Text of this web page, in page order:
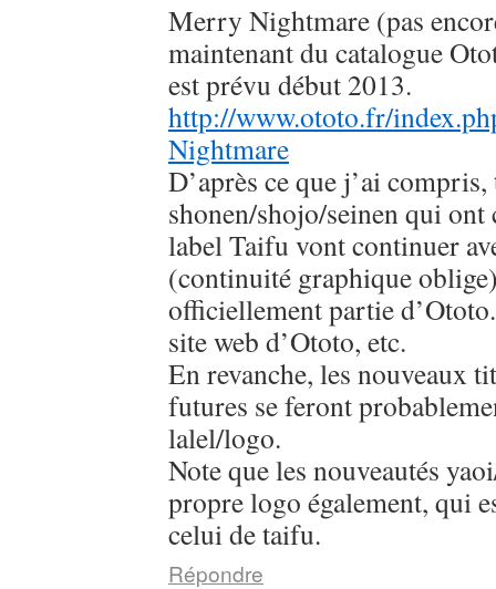
Merry Nightmare (pas
maintenant du catalogue
est prévu début 2013.
http://www.ototo.fr/
Nightmare
D’après ce que j’ai
shonen/shojo/seinen qui ont
label Taifu vont continuer
(continuité graphique
officiellement partie
site web d’Ototo, etc.
En revanche, les nouveaux
futures se feront
lalel/logo.
Note que les nouveautés
propre logo également, qui
celui de taifu.
Répondre